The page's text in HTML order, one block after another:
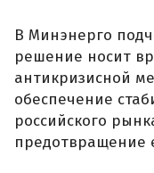
В Минэнерго
решение носит
антикризисной
обеспечение
российского
предотвращение